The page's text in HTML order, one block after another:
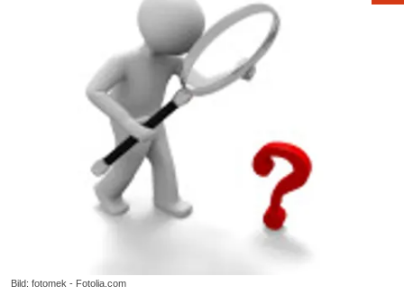
Bild: fotomek - Fotolia.com